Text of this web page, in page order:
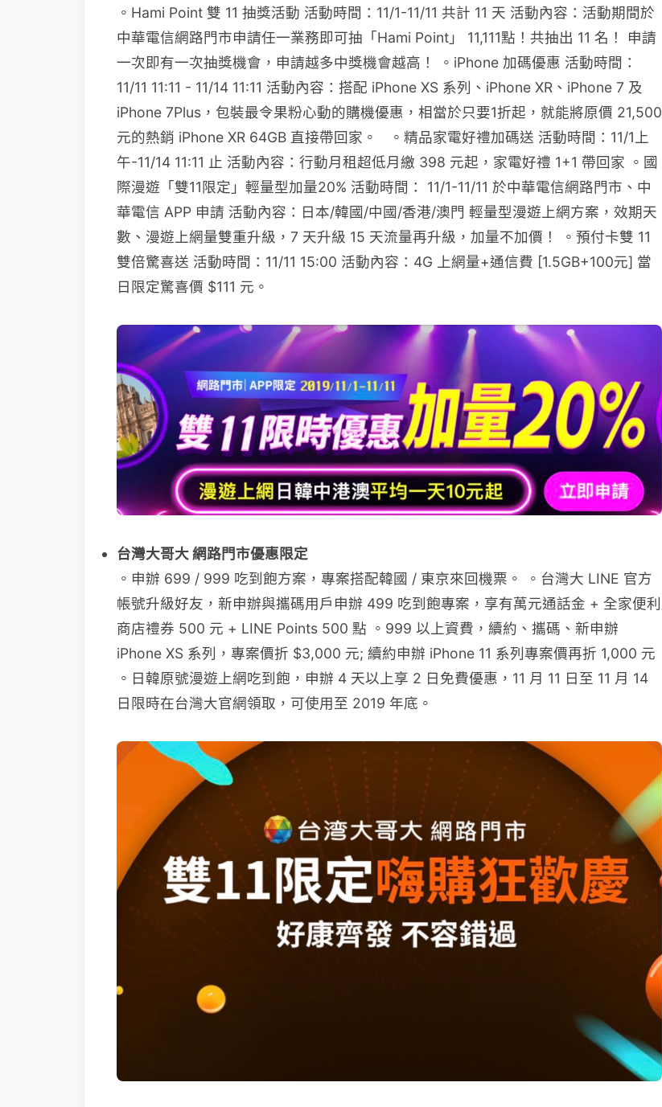
。Hami Point 雙 11 抽獎活動 活動時間：11/1-11/11 共計 11 天 活動內容：活動期間於
中華電信網路門市申請任一業務即可抽「Hami Point」 11,111點！共抽出 11 名！ 申請
一次即有一次抽獎機會，申請越多中獎機會越高！ 。iPhone 加碼優惠 活動時間：
11/11 11:11 - 11/14 11:11 活動內容：搭配 iPhone XS 系列、iPhone XR、iPhone 7 及
iPhone 7Plus，包裝最令果粉心動的購機優惠，相當於只要1折起，就能將原價 21,500
元的熱銷 iPhone XR 64GB 直接帶回家。 。精品家電好禮加碼送 活動時間：11/1上
午-11/14 11:11 止 活動內容：行動月租超低月繳 398 元起，家電好禮 1+1 帶回家 。國
際漫遊「雙11限定」輕量型加量20% 活動時間： 11/1-11/11 於中華電信網路門市、中
華電信 APP 申請 活動內容：日本/韓國/中國/香港/澳門 輕量型漫遊上網方案，效期天
數、漫遊上網量雙重升級，7 天升級 15 天流量再升級，加量不加價！ 。預付卡雙 11
雙倍驚喜送 活動時間：11/11 15:00 活動內容：4G 上網量+通信費 [1.5GB+100元] 當
日限定驚喜價 $111 元。
台灣大哥大 網路門市優惠限定
。申辦 699 / 999 吃到飽方案，專案搭配韓國 / 東京來回機票。 。台灣大 LINE 官方
帳號升級好友，新申辦與攜碼用戶申辦 499 吃到飽專案，享有萬元通話金 + 全家便利
商店禮券 500 元 + LINE Points 500 點 。999 以上資費，續約、攜碼、新申辦
iPhone XS 系列，專案價折 $3,000 元; 續約申辦 iPhone 11 系列專案價再折 1,000 元
。日韓原號漫遊上網吃到飽，申辦 4 天以上享 2 日免費優惠，11 月 11 日至 11 月 14
日限時在台灣大官網領取，可使用至 2019 年底。